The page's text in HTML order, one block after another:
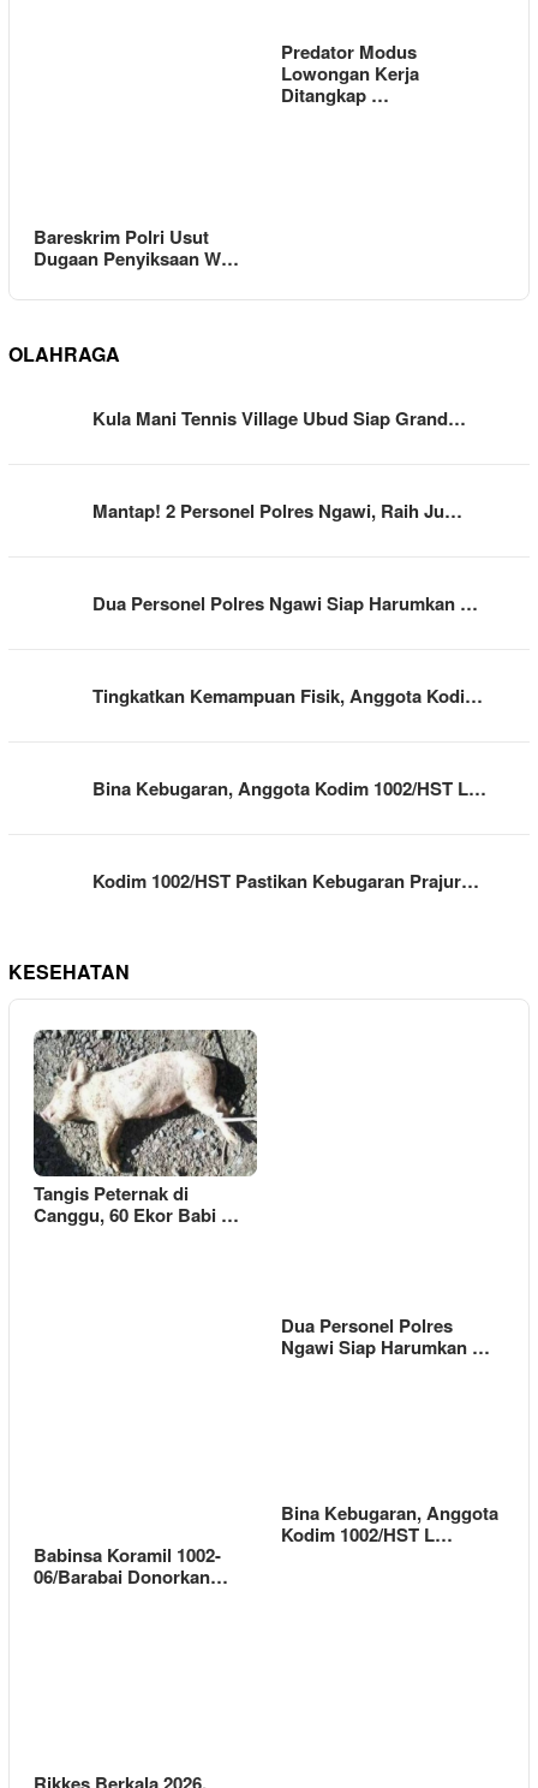
Bareskrim Polri Usut
Dugaan Penyiksaan W…
Predator Modus
Lowongan Kerja
Ditangkap …
OLAHRAGA
Kula Mani Tennis Village Ubud Siap Grand…
Mantap! 2 Personel Polres Ngawi, Raih Ju…
Dua Personel Polres Ngawi Siap Harumkan …
Tingkatkan Kemampuan Fisik, Anggota Kodi…
Bina Kebugaran, Anggota Kodim 1002/HST L…
Kodim 1002/HST Pastikan Kebugaran Prajur…
KESEHATAN
Tangis Peternak di
Canggu, 60 Ekor Babi …
Dua Personel Polres
Ngawi Siap Harumkan …
Babinsa Koramil 1002-
06/Barabai Donorkan…
Bina Kebugaran, Anggota
Kodim 1002/HST L…